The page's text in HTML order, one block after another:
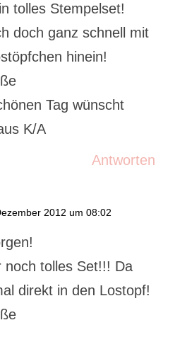
tolles Stempelset!
doch ganz schnell mit
hinein!
Tag wünscht
K/A
Antworten
2012 um 08:02
noch tolles Set!!! Da
direkt in den Lostopf!